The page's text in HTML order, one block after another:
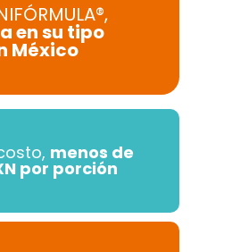
en su tipo
México
menos de
por porción